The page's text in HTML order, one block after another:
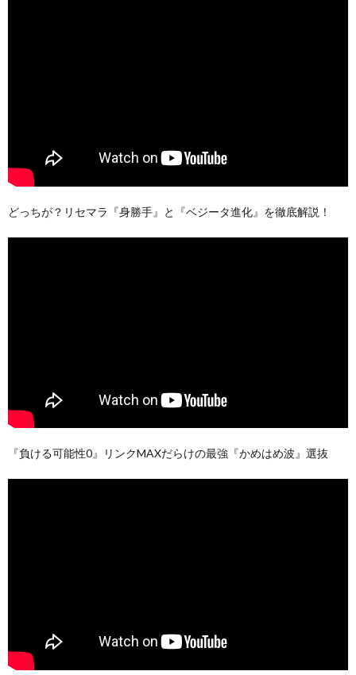
どっちが？リセマラ『身勝手』と『ベジータ進化』を徹底解説！
『負ける可能性0』リンクMAXだらけの最強『かめはめ波』選抜